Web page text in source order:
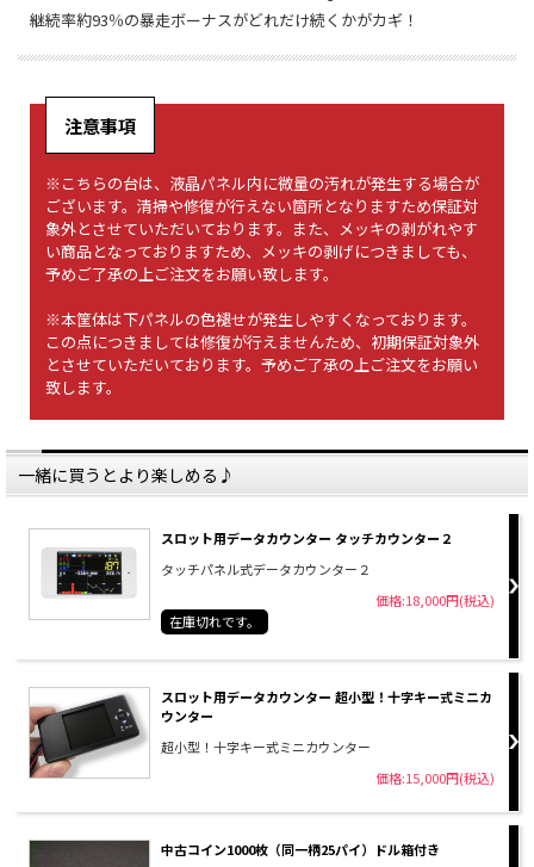
継続率約93％の暴走ボーナスがどれだけ続くかがカギ！
注意事項
※こちらの台は、液晶パネル内に微量の汚れが発生する場合が
ございます。清掃や修復が行えない箇所となりますため保証対
象外とさせていただいております。また、メッキの剥がれやす
い商品となっておりますため、メッキの剥げにつきましても、
予めご了承の上ご注文をお願い致します。
※本筐体は下パネルの色褪せが発生しやすくなっております。
この点につきましては修復が行えませんため、初期保証対象外
とさせていただいております。予めご了承の上ご注文をお願い
致します。
一緒に買うとより楽しめる♪
スロット用データカウンター タッチカウンター２
タッチパネル式データカウンター２
価格:18,000円(税込)
在庫切れです。
スロット用データカウンター 超小型！十字キー式ミニカ
ウンター
超小型！十字キー式ミニカウンター
価格:15,000円(税込)
中古コイン1000枚（同一柄25パイ）ドル箱付き